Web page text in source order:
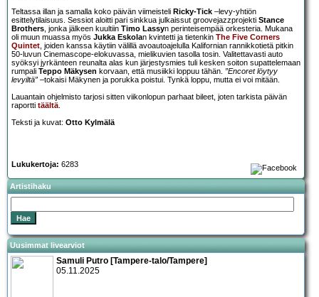
Teltassa illan ja samalla koko päivän viimeisteli Ricky-Tick –levy-yhtiön
esittelytilaisuus. Sessiot aloitti pari sinkkua julkaissut groovejazzprojekti Stance
Brothers, jonka jälkeen kuultiin Timo Lassyn perinteisempää orkesteria. Mukana
oli muun muassa myös Jukka Eskolan kvintetti ja tietenkin The Five Corners
Quintet, joiden kanssa käytiin välillä avoautoajelulla Kalifornian rannikkotietä pitkin
50-luvun Cinemascope-elokuvassa, mielikuvien tasolla tosin. Valitettavasti auto
syöksyi jyrkänteen reunalta alas kun järjestysmies tuli kesken soiton supattelemaan
rumpali Teppo Mäkysen korvaan, että musiikki loppuu tähän. ”Encoret löytyy
levyiltä” –tokaisi Mäkynen ja porukka poistui. Tynkä loppu, mutta ei voi mitään.
Lauantain ohjelmisto tarjosi sitten viikonlopun parhaat bileet, joten tarkista päivän
raportti täältä.
Teksti ja kuvat: Otto Kylmälä
Lukukertoja: 6283
Artistihaku
Uusimmat livearviot
Samuli Putro [Tampere-talo/Tampere]
05.11.2025